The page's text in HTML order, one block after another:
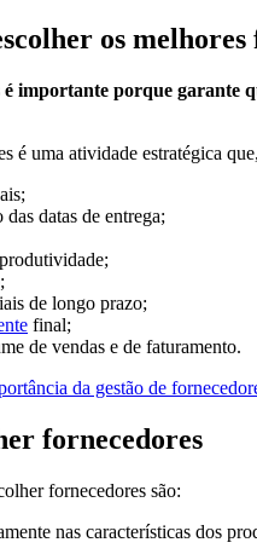
os melhores
importante porque garante
é uma atividade estratégica
datas de entrega;
de longo prazo;
final;
de vendas e de faturamento.
da gestão de
fornecedores
fornecedores são:
nas características dos